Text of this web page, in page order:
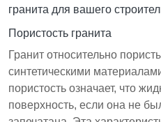
гранита для вашего
Пористость гранита
Гранит относительно
синтетическими
пористость означает, что
поверхность, если она не